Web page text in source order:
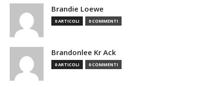
Brandie Loewe
0 ARTICOLI 0 COMMENTI
Brandonlee Kr Ack
0 ARTICOLI 0 COMMENTI